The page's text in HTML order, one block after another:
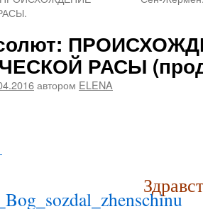
РАСЫ
автором ELENA